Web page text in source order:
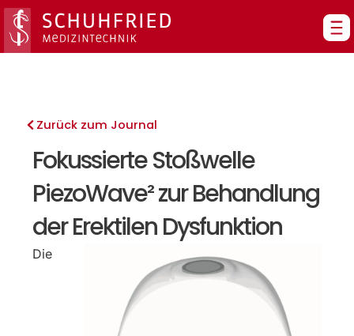
Zum
Inhalt
springen
Zurück zum Journal
Fokussierte Stoßwelle
PiezoWave² zur Behandlung
der Erektilen Dysfunktion
Die